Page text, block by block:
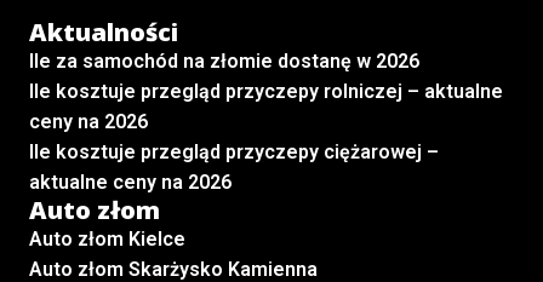
Aktualności
Ile za samochód na złomie dostanę w 2026
Ile kosztuje przegląd przyczepy rolniczej – aktualne
ceny na 2026
Ile kosztuje przegląd przyczepy ciężarowej –
aktualne ceny na 2026
Auto złom
Auto złom Kielce
Auto złom Skarżysko Kamienna